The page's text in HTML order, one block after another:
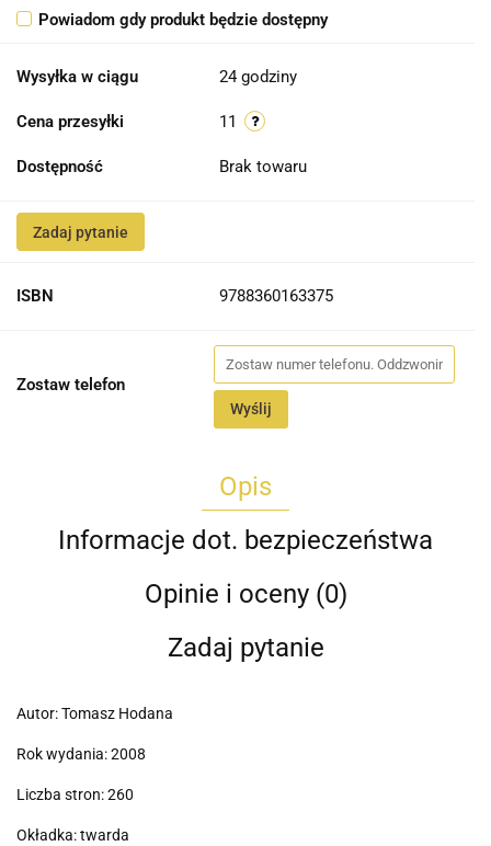
Powiadom gdy produkt będzie dostępny
Wysyłka w ciągu 24 godziny
Cena przesyłki 11
Dostępność Brak towaru
Zadaj pytanie
ISBN 9788360163375
Zostaw telefon
Wyślij
Opis
Informacje dot. bezpieczeństwa
Opinie i oceny (0)
Zadaj pytanie
Autor: Tomasz Hodana
Rok wydania: 2008
Liczba stron: 260
Okładka: twarda